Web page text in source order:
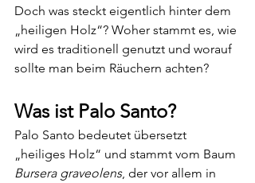
Doch was steckt eigentlich hinter dem
„heiligen Holz“? Woher stammt es, wie
wird es traditionell genutzt und worauf
sollte man beim Räuchern achten?
Was ist Palo Santo?
Palo Santo bedeutet übersetzt
„heiliges Holz“ und stammt vom Baum
Bursera graveolens, der vor allem in